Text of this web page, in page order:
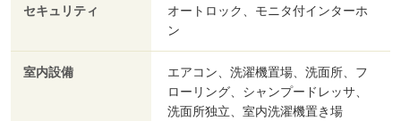
セキュリティ
オートロック、モニタ付インターホ
ン
室内設備
エアコン、洗濯機置場、洗面所、フ
ローリング、シャンプードレッサ、
洗面所独立、室内洗濯機置き場